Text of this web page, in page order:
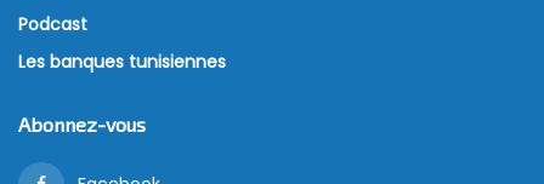
Podcast
Les banques tunisiennes
Abonnez-vous